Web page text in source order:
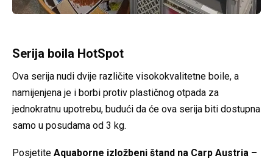
Serija boila HotSpot
Ova serija nudi dvije različite visokokvalitetne boile, a
namijenjena je i borbi protiv plastičnog otpada za
jednokratnu upotrebu, budući da će ova serija biti dostupna
samo u posudama od 3 kg.
Posjetite Aquaborne izložbeni štand na Carp Austria –